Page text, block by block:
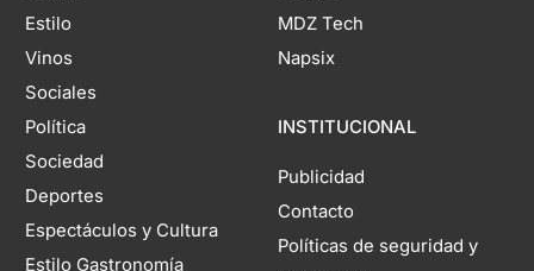
Estilo
Vinos
Sociales
Política
Sociedad
Deportes
Espectáculos y Cultura
Estilo Gastronomía
MDZ Tech
Napsix
INSTITUCIONAL
Publicidad
Contacto
Políticas de seguridad y